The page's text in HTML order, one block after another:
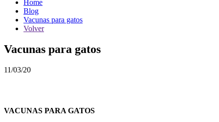
Home
Blog
Vacunas para gatos
Volver
Vacunas para gatos
11/03/20
VACUNAS PARA GATOS